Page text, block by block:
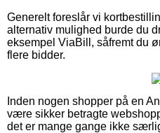
Generelt foreslår vi
alternativ mulighed burde du
eksempel ViaBill, såfremt du
flere bidder.
Inden nogen shopper på en
være sikker betragte
det er mange gange ikke